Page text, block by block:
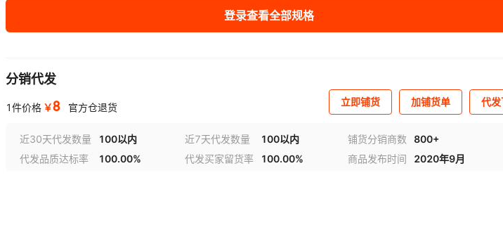
登录查看全部规格
分销代发
1件价格 ￥8 官方仓退货 立即铺货 加铺货单 代
近30天代发数量 100以内 近7天代发数量 100以内 铺货分销商数
800+
代发品质达标率
100.00% 代发买家留货率 100.00% 商品发布时间 2020年9月